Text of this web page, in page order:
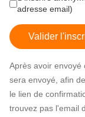
adresse email)
Valider
Après avoir envoyé
sera envoyé, afin
le lien de
trouvez pas l'email